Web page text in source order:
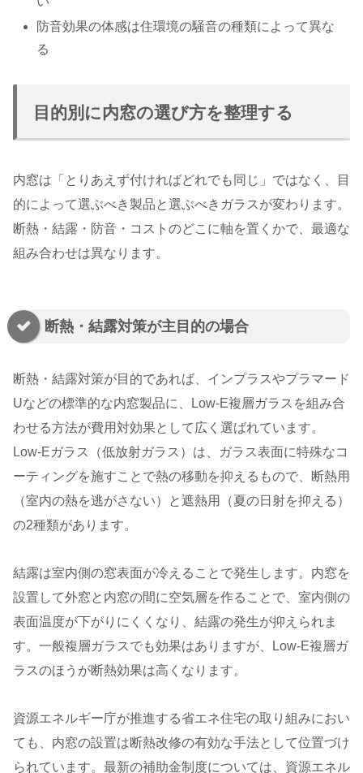
防音効果の体感は住環境の騒音の種類によって異な
る
目的別に内窓の選び方を整理する
内窓は「とりあえず付ければどれでも同じ」ではなく、目
的によって選ぶべき製品と選ぶべきガラスが変わります。
断熱・結露・防音・コストのどこに軸を置くかで、最適な
組み合わせは異なります。
断熱・結露対策が主目的の場合
断熱・結露対策が目的であれば、インプラスやプラマード
Uなどの標準的な内窓製品に、Low-E複層ガラスを組み合
わせる方法が費用対効果として広く選ばれています。
Low-Eガラス（低放射ガラス）は、ガラス表面に特殊なコ
ーティングを施すことで熱の移動を抑えるもので、断熱用
（室内の熱を逃がさない）と遮熱用（夏の日射を抑える）
の2種類があります。
結露は室内側の窓表面が冷えることで発生します。内窓を
設置して外窓と内窓の間に空気層を作ることで、室内側の
表面温度が下がりにくくなり、結露の発生が抑えられま
す。一般複層ガラスでも効果はありますが、Low-E複層ガ
ラスのほうが断熱効果は高くなります。
資源エネルギー庁が推進する省エネ住宅の取り組みにおい
ても、内窓の設置は断熱改修の有効な手法として位置づけ
られています。最新の補助金制度については、資源エネル